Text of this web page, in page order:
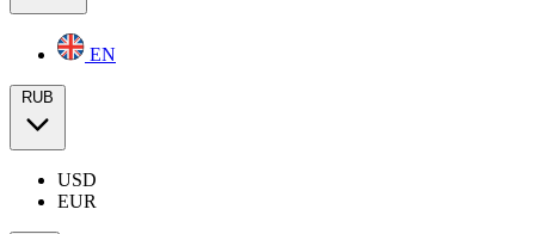
EN
RUB
USD
EUR